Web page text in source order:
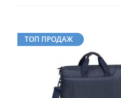
ТОП ПРОДАЖ